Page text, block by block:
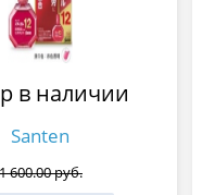
в наличии
Santen
1 600.00 руб.